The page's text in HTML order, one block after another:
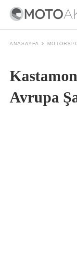
ANASAYFA
Avrupa